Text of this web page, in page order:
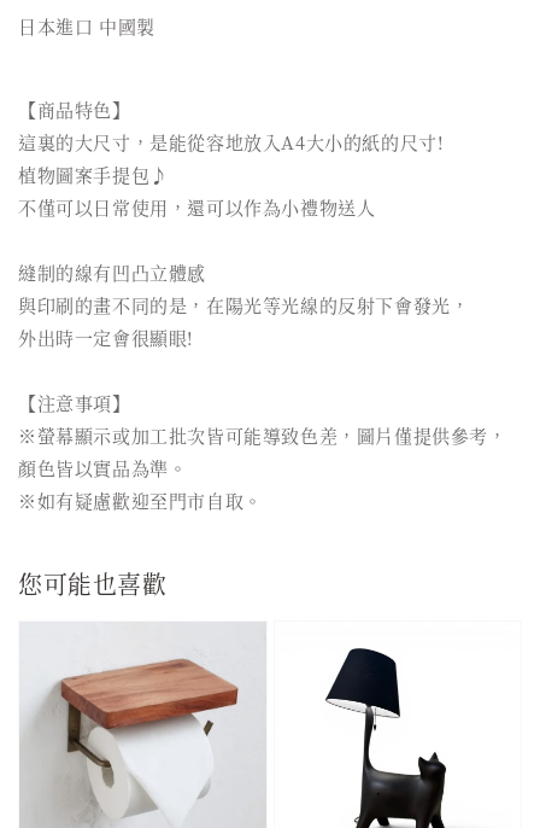
日本進口 中國製
【商品特色】
這裏的大尺寸，是能從容地放入A4大小的紙的尺寸!
植物圖案手提包♪
不僅可以日常使用，還可以作為小禮物送人
縫制的線有凹凸立體感
與印刷的畫不同的是，在陽光等光線的反射下會發光，
外出時一定會很顯眼!
【注意事項】
※螢幕顯示或加工批次皆可能導致色差，圖片僅提供參考，
顏色皆以實品為準。
※如有疑慮歡迎至門市自取。
您可能也喜歡